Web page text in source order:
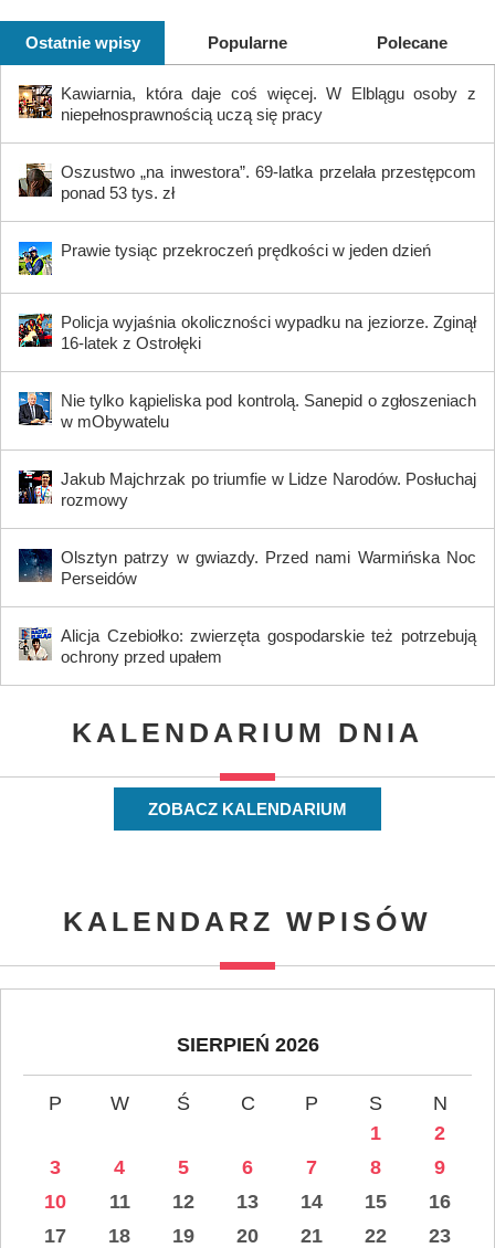
Ostatnie wpisy Popularne Polecane
Kawiarnia, która daje coś więcej. W Elblągu osoby z
niepełnosprawnością uczą się pracy
Oszustwo „na inwestora”. 69-latka przelała przestępcom
ponad 53 tys. zł
Prawie tysiąc przekroczeń prędkości w jeden dzień
Policja wyjaśnia okoliczności wypadku na jeziorze. Zginął
16-latek z Ostrołęki
Nie tylko kąpieliska pod kontrolą. Sanepid o zgłoszeniach
w mObywatelu
Jakub Majchrzak po triumfie w Lidze Narodów. Posłuchaj
rozmowy
Olsztyn patrzy w gwiazdy. Przed nami Warmińska Noc
Perseidów
Alicja Czebiołko: zwierzęta gospodarskie też potrzebują
ochrony przed upałem
KALENDARIUM DNIA
ZOBACZ KALENDARIUM
KALENDARZ WPISÓW
SIERPIEŃ 2026
P W Ś C P S
N
1
2
3
4 5 6 7 8
9
10
11 12 13 14 15
16
17
18 19 20 21 22
23